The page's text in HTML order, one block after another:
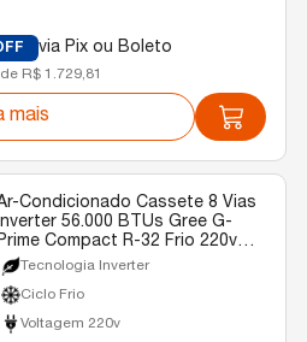
via Pix ou Boleto
R$ 1.729,81
mais
Condicionado Cassete 8 Vias
56.000 BTUs Gree G-
Compact R-32 Frio 220v
Monofásico
Tecnologia Inverter
Ciclo Frio
Voltagem 220v